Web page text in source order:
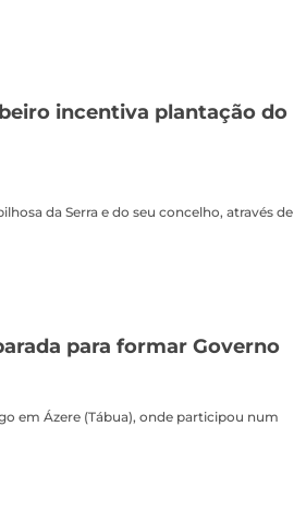
incentiva plantação do
da Serra e do seu concelho, através de
para formar Governo
em Ázere (Tábua), onde participou num